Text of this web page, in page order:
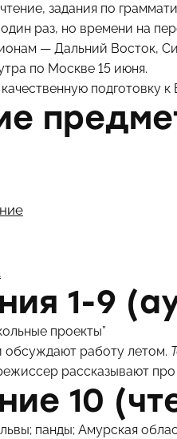
задания по
раз, но времени на
— Дальний Восток,
по Москве 15 июня.
подготовку к
1-9
проекты”
обсуждают работу летом.
рассказывают
10
панды; Амурская